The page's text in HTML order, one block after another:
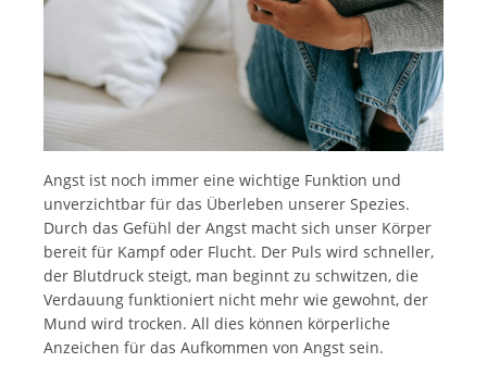
Angst ist noch immer eine wichtige Funktion und
unverzichtbar für das Überleben unserer Spezies.
Durch das Gefühl der Angst macht sich unser Körper
bereit für Kampf oder Flucht. Der Puls wird schneller,
der Blutdruck steigt, man beginnt zu schwitzen, die
Verdauung funktioniert nicht mehr wie gewohnt, der
Mund wird trocken. All dies können körperliche
Anzeichen für das Aufkommen von Angst sein.